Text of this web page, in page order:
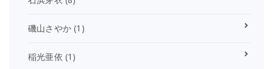
磯山さやか (1)
稲光亜依 (1)